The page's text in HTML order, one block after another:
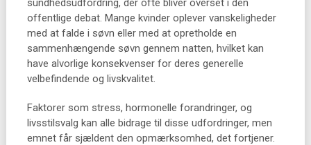
sundhedsudfordring, der ofte bliver overset i den
offentlige debat. Mange kvinder oplever vanskeligheder
med at falde i søvn eller med at opretholde en
sammenhængende søvn gennem natten, hvilket kan
have alvorlige konsekvenser for deres generelle
velbefindende og livskvalitet.
Faktorer som stress, hormonelle forandringer, og
livsstilsvalg kan alle bidrage til disse udfordringer, men
emnet får sjældent den opmærksomhed, det fortjener.